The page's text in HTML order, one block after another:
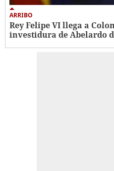
ARRIBO
Rey Felipe VI llega a
investidura de Abelardo